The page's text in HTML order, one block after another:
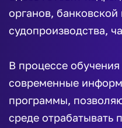
органов,
судопроизводства,
В процессе
современные
программы,
среде отрабатывать